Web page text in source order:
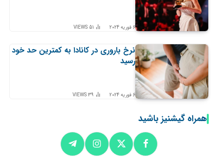
6 فوریه 2024 51
VIEWS
نرخ باروری در کانادا به کمترین حد خود
رسید
6 فوریه 2024 39
VIEWS
همراه گیشنیز باشید